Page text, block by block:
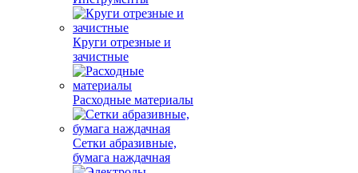
Круги отрезные и
зачистные
Расходные материалы
Сетки абразивные,
бумага наждачная